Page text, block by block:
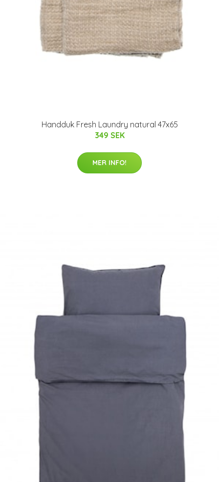
Handduk Fresh Laundry natural 47x65
349 SEK
MER INFO!